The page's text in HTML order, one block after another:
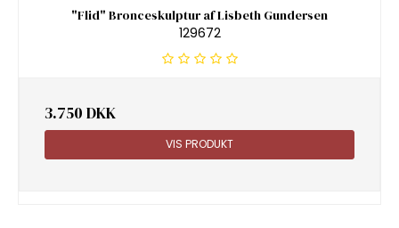
"Flid" Bronceskulptur af Lisbeth Gundersen
129672
3.750 DKK
VIS PRODUKT